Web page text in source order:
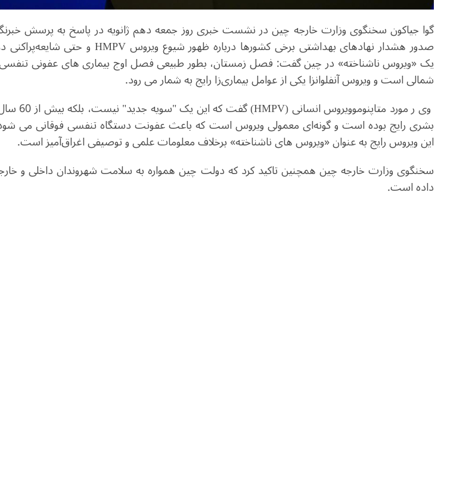
گوا جیاکون سخنگوی وزارت خارجه چین در نشست خبری روز جمعه دهم ژانویه در پاسخ به پرسش
صدور هشدار نهادهای بهداشتی برخی کشورها درباره ظهور شیوع ویروسHMPV و حتی شایعه‌پراکنی
یک «ویروس ناشناخته» در چین گفت: فصل زمستان، بطور طبیعی فصلاوج بیماری های عفونی
شمالی است و ویروس آنفلوانزا یکی از عوامل بیماری‌زا رایج به شمار می رود.
وی ر مورد متاپنوموویروس انسانی (HMPV ) گفت که این
بشری رایج بوده است و گونه‌ای معمولی ویروس است که باعث عفونت دستگاه تنفسی فوقانی می
این ویروس رایج به عنوان «ویروس های ناشناخته» برخلاف معلومات علمی و توصیفی اغراق‌آمیز است.
سخنگوی وزارت خارجه چین همچنین تاکید کرد که دولت چین همواره به سلامت شهروندان داخلی و
داده است.